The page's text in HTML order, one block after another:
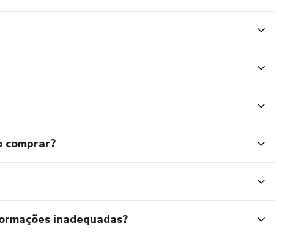
comprar?
inadequadas?